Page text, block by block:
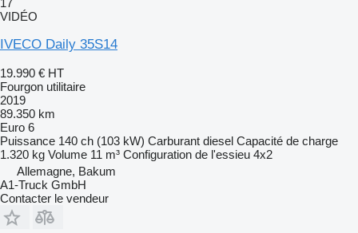
VIDÉO
IVECO Daily 35S14
19.990 € HT
Fourgon utilitaire
2019
89.350 km
Euro 6
Puissance 140 ch (103 kW) Carburant diesel Capacité de charge
1.320 kg Volume 11 m³ Configuration de l'essieu 4x2
Allemagne, Bakum
A1-Truck GmbH
Contacter le vendeur